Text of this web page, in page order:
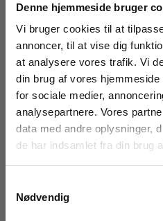
Denne hjemmeside bruger
Vi bruger cookies til at
annoncer, til at vise dig
at analysere vores trafik. Vi
din brug af vores
for sociale medier,
analysepartnere. Vores
data med andre oplysninger,
de har indsamlet fra din brug
Nødvendig
30.025 NOK
Pris fra24.771 NOK
Vis produkt
Utsalg
FÅ 20%
Få 20 % rabatt ved å
*Rabatten din kan ikke
eller produkter